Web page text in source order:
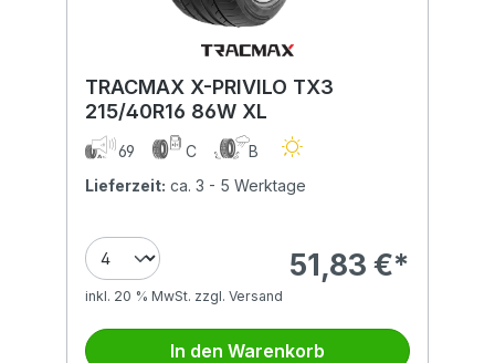
TRACMAX X-PRIVILO TX3
215/40R16 86W XL
69 C
B
Lieferzeit: ca. 3 - 5 Werktage
51,83 €*
inkl. 20 % MwSt. zzgl. Versand
In den Warenkorb